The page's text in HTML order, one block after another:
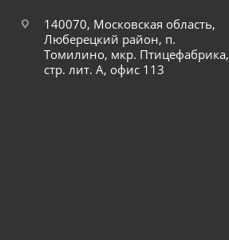
140070, Московская область,
Люберецкий район, п.
Томилино, мкр. Птицефабрика,
стр. лит. А, офис 113